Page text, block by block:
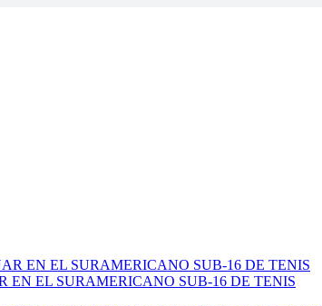
EL SURAMERICANO SUB-16 DE TENIS